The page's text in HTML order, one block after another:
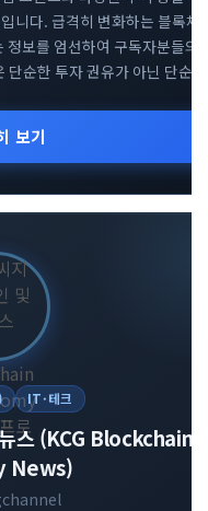
니다. 급격히 변화하는 블록체
보를 엄선하여 구독자분들의
단순한 투자 권유가 아닌 단순
빠르게 파악하고 성공적인
보기
IT·테크
스 (KCG Blockchain
News)